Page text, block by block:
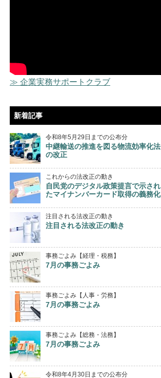
≫ 企業実務サポートクラブ
新着記事
令和8年5月29日までの公布分
中継輸送の推進を図る物流効率化法
の改正
これからの法改正の動き
自民党のデジタル政策提言で示され
たマイナンバーカード取得の義務化
注目される法改正の動き
注目される法改正の動き
事務ごよみ【経理・税務】
7月の事務ごよみ
事務ごよみ【人事・労務】
7月の事務ごよみ
事務ごよみ【総務・法務】
7月の事務ごよみ
令和8年4月30日までの公布分